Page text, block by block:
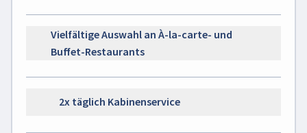
Vielfältige Auswahl an À-la-carte- und
Buffet-Restaurants
2x täglich Kabinenservice